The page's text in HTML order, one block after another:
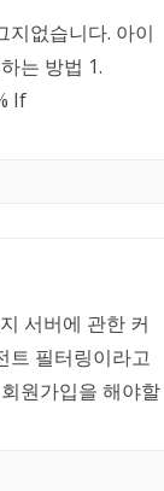
지없습니다. 아이
는 방법 1.
If
서버에 관한 커
트 필터링이라고
원가입을 해야할